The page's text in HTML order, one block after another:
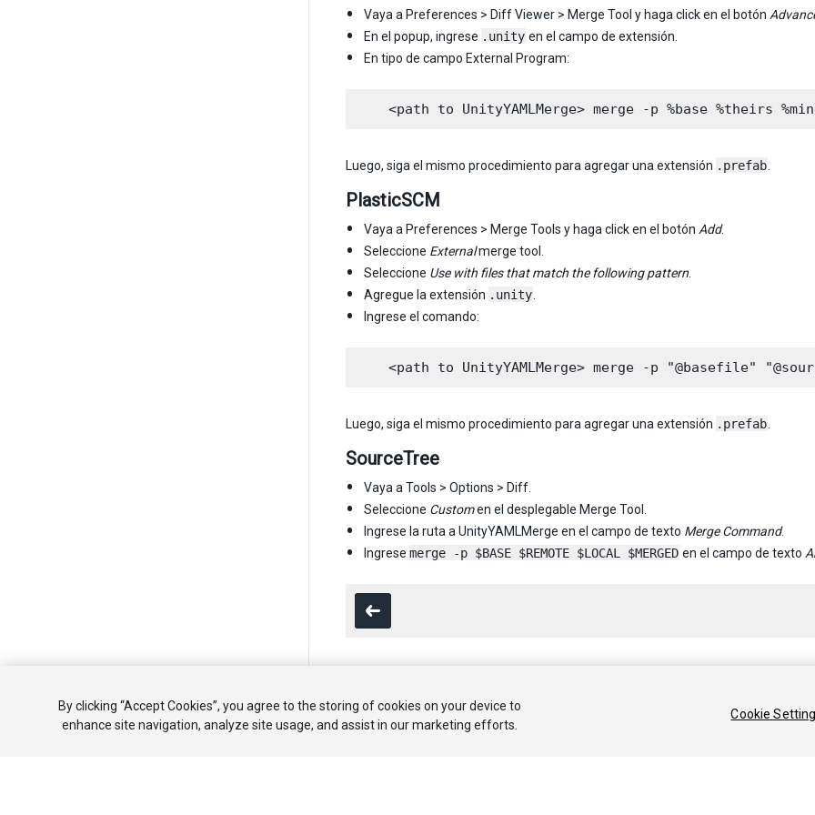
Vaya a Preferences > Diff Viewer > Merge Tool y haga click en el botón
En el popup, ingrese .unity en el campo de extensión.
En tipo de campo External Program:
Luego, siga el mismo procedimiento para agregar una extensión .prefab
PlasticSCM
Vaya a Preferences > Merge Tools y haga click en el botón Add.
Seleccione Externalmerge tool.
Seleccione Use with files that match the following pattern
Agregue la extensión .unity
Ingrese el comando:
Luego, siga el mismo procedimiento para agregar una extensión .prefab
SourceTree
Vaya a Tools > Options > Diff.
Seleccione Customen el desplegable Merge Tool.
Ingrese la ruta a UnityYAMLMerge en el campo de texto Merge Command.
Ingrese merge -p $BASE $REMOTE $LOCAL $MERGED en el campo de texto
Copyright © 2020 Unity Technologies. Publication 2019.4
By clicking “Accept Cookies”, you agree to the storing of cookies on your device to
enhance site navigation, analyze site usage, and assist in our marketing efforts.
Cookie